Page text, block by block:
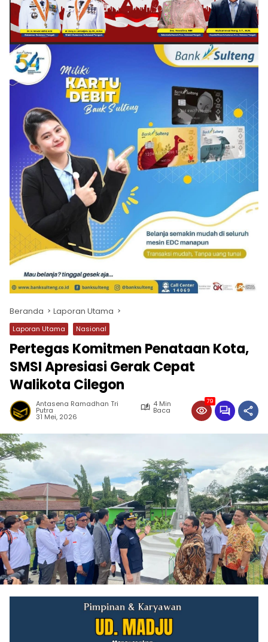
Beranda Laporan Utama
Laporan Utama Nasional
Pertegas Komitmen Penataan Kota,
SMSI Apresiasi Gerak Cepat
Walikota Cilegon
Antasena Ramadhan Tri
Putra
4 Min
Baca
31 Mei, 2026
79